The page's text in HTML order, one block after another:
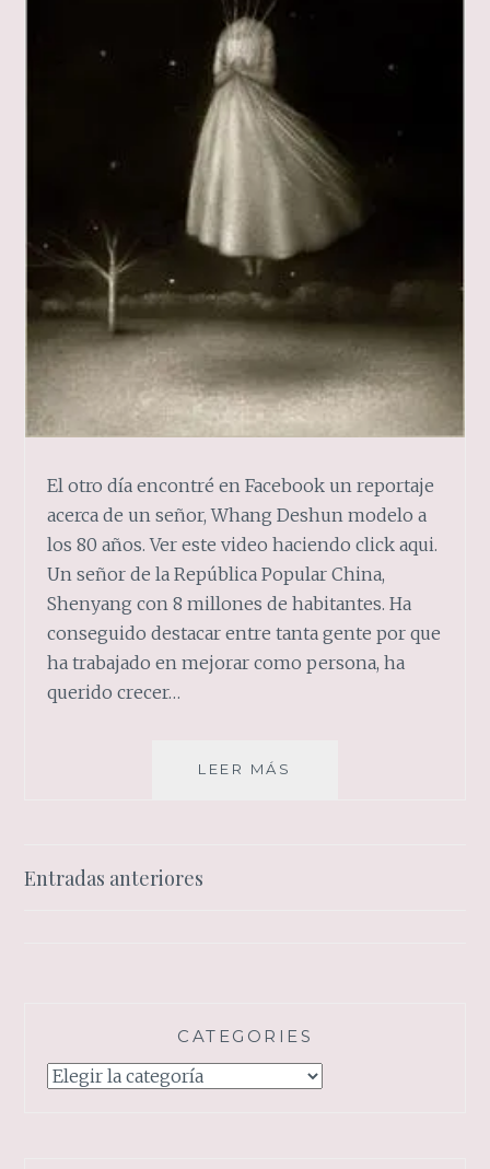
El otro día encontré en Facebook un reportaje
acerca de un señor, Whang Deshun modelo a
los 80 años. Ver este video haciendo click aqui.
Un señor de la República Popular China,
Shenyang con 8 millones de habitantes. Ha
conseguido destacar entre tanta gente por que
ha trabajado en mejorar como persona, ha
querido crecer…
LEER MÁS
Navegación
Entradas anteriores
CATEGORIES
Categories